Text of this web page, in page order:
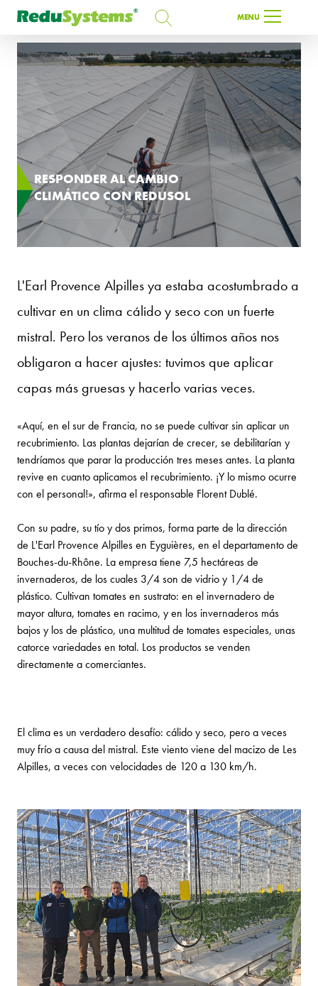
MENU
BUSCAR
ES
RESPONDER AL CAMBIO
CLIMÁTICO CON REDUSOL
L'Earl Provence Alpilles ya estaba acostumbrado a
cultivar en un clima cálido y seco con un fuerte
mistral. Pero los veranos de los últimos años nos
obligaron a hacer ajustes: tuvimos que aplicar
capas más gruesas y hacerlo varias veces.
«Aquí, en el sur de Francia, no se puede cultivar sin aplicar un
recubrimiento. Las plantas dejarían de crecer, se debilitarían y
tendríamos que parar la producción tres meses antes. La planta
revive en cuanto aplicamos el recubrimiento. ¡Y lo mismo ocurre
con el personal!», afirma el responsable Florent Dublé.
Con su padre, su tío y dos primos, forma parte de la dirección
de L'Earl Provence Alpilles en Eyguières, en el departamento de
Bouches-du-Rhône. La empresa tiene 7,5 hectáreas de
invernaderos, de los cuales 3/4 son de vidrio y 1/4 de
plástico. Cultivan tomates en sustrato: en el invernadero de
mayor altura, tomates en racimo, y en los invernaderos más
bajos y los de plástico, una multitud de tomates especiales, unas
catorce variedades en total. Los productos se venden
directamente a comerciantes.
El clima es un verdadero desafío: cálido y seco, pero a veces
muy frío a causa del mistral. Este viento viene del macizo de Les
Alpilles, a veces con velocidades de 120 a 130 km/h.